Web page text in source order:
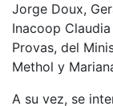
Jorge Doux,
Inacoop
Provas, del
Methol y
A su vez, se